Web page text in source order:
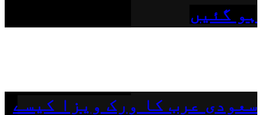
ہو گئیں
سعودی عرب کا ورک ویزا کیسے